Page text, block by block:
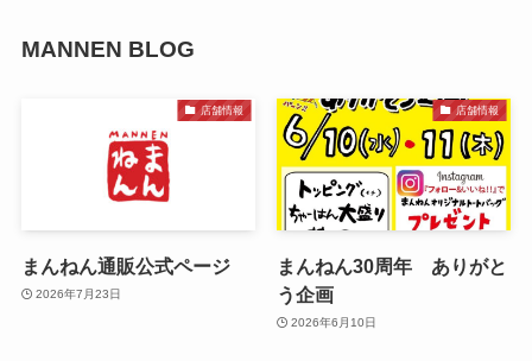
MANNEN BLOG
店舗情報
まんねん通販公式ページ
2026年7月23日
店舗情報
まんねん30周年 ありがと
う企画
2026年6月10日